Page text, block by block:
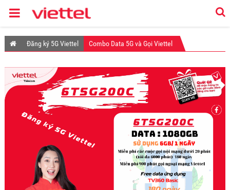
Đăng ký 5G Viettel Combo Data 5G và Gọi Viettel